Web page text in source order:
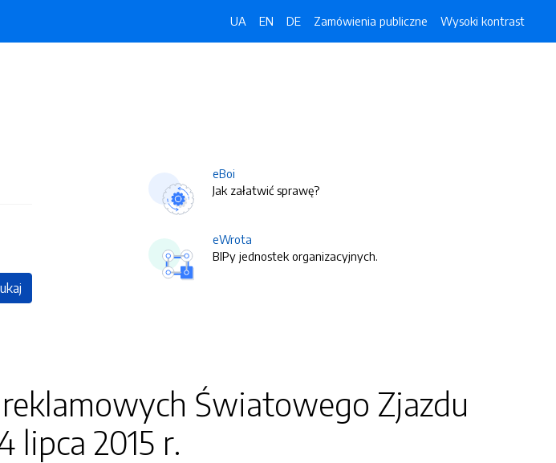
UA EN DE Zamówienia publiczne Wysoki kontrast
eBoi
Jak załatwić sprawę?
eWrota
BIPy jednostek organizacyjnych.
Światowego Zjazdu
lipca 2015 r.